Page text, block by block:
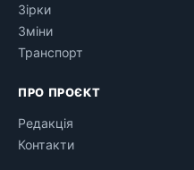
Зірки
Зміни
Транспорт
ПРО ПРОЄКТ
Редакція
Контакти